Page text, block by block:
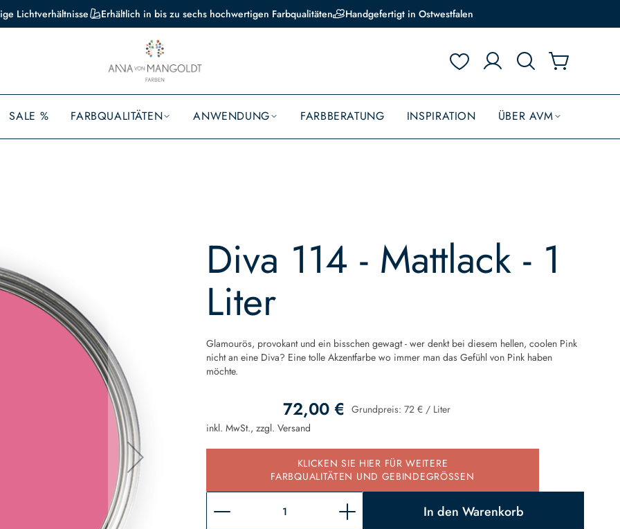
Lichtverhältnisse Erhältlich in bis zu sechs hochwertigen Farbqualitäten Handgefertigt in Ostwestfalen
SALE % FARBQUALITÄTEN ANWENDUNG FARBBERATUNG INSPIRATION ÜBER AVM
Diva 114 - Mattlack - 1
Liter
Glamourös, provokant und ein bisschen gewagt - wer denkt bei diesem hellen, coolen Pink
nicht an eine Diva? Eine tolle Akzentfarbe wo immer man das Gefühl von Pink haben
möchte.
72,00 € Grundpreis: 72 € / Liter
inkl. MwSt., zzgl.Versand
KLICKEN SIE HIER FÜR WEITERE
FARBQUALITÄTEN UND GEBINDEGRÖSSEN
In den Warenkorb